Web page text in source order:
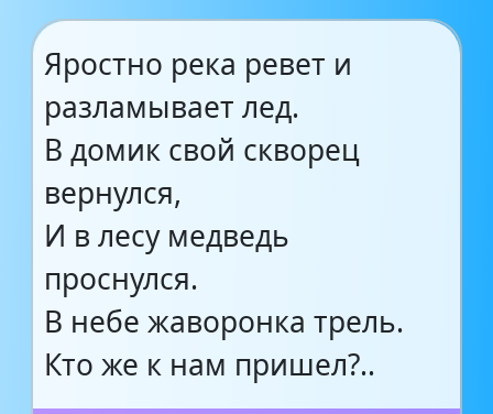
Яростно река ревет и
разламывает лед.
В домик свой скворец
вернулся,
И в лесу медведь
проснулся.
В небе жаворонка трель.
Кто же к нам пришел?..